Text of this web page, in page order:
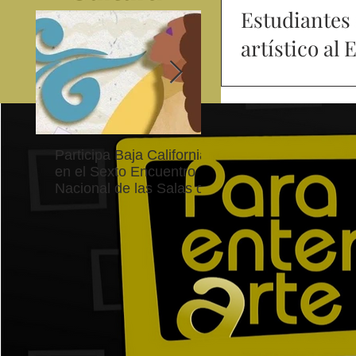
Estudiantes
artístico al
Participa Baja California
en el Sexto Encuentro
Nacional de las Salas de
Lectura en Lenguas
Nacionales
Cultura BC invita a
integrarse a la Red
Estatal de Música